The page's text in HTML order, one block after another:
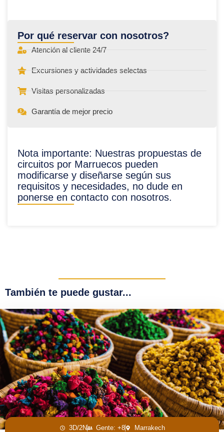
Por qué reservar con nosotros?
Atención al cliente 24/7
Excursiones y actividades selectas
Visitas personalizadas
Garantía de mejor precio
Nota importante: Nuestras propuestas de
circuitos por Marruecos pueden
modificarse y diseñarse según sus
requisitos y necesidades, no dude en
ponerse en contacto con nosotros.
También te puede gustar...
3D/2N Gente: +8 Marrakech